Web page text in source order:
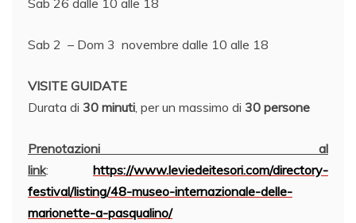
Sab 26 dalle 10 alle 18
Sab 2 – Dom 3 novembre dalle 10 alle 18
VISITE GUIDATE
Durata di 30 minuti, per un massimo di 30 persone
Prenotazioni al
link: https://www.leviedeitesori.com/directory-
festival/listing/48-museo-internazionale-delle-
marionette-a-pasqualino/